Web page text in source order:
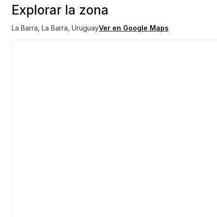
Micro cine
Salón de juegos para niños
Explorar la zona
La Barra, La Barra, UruguayVer en Google Maps